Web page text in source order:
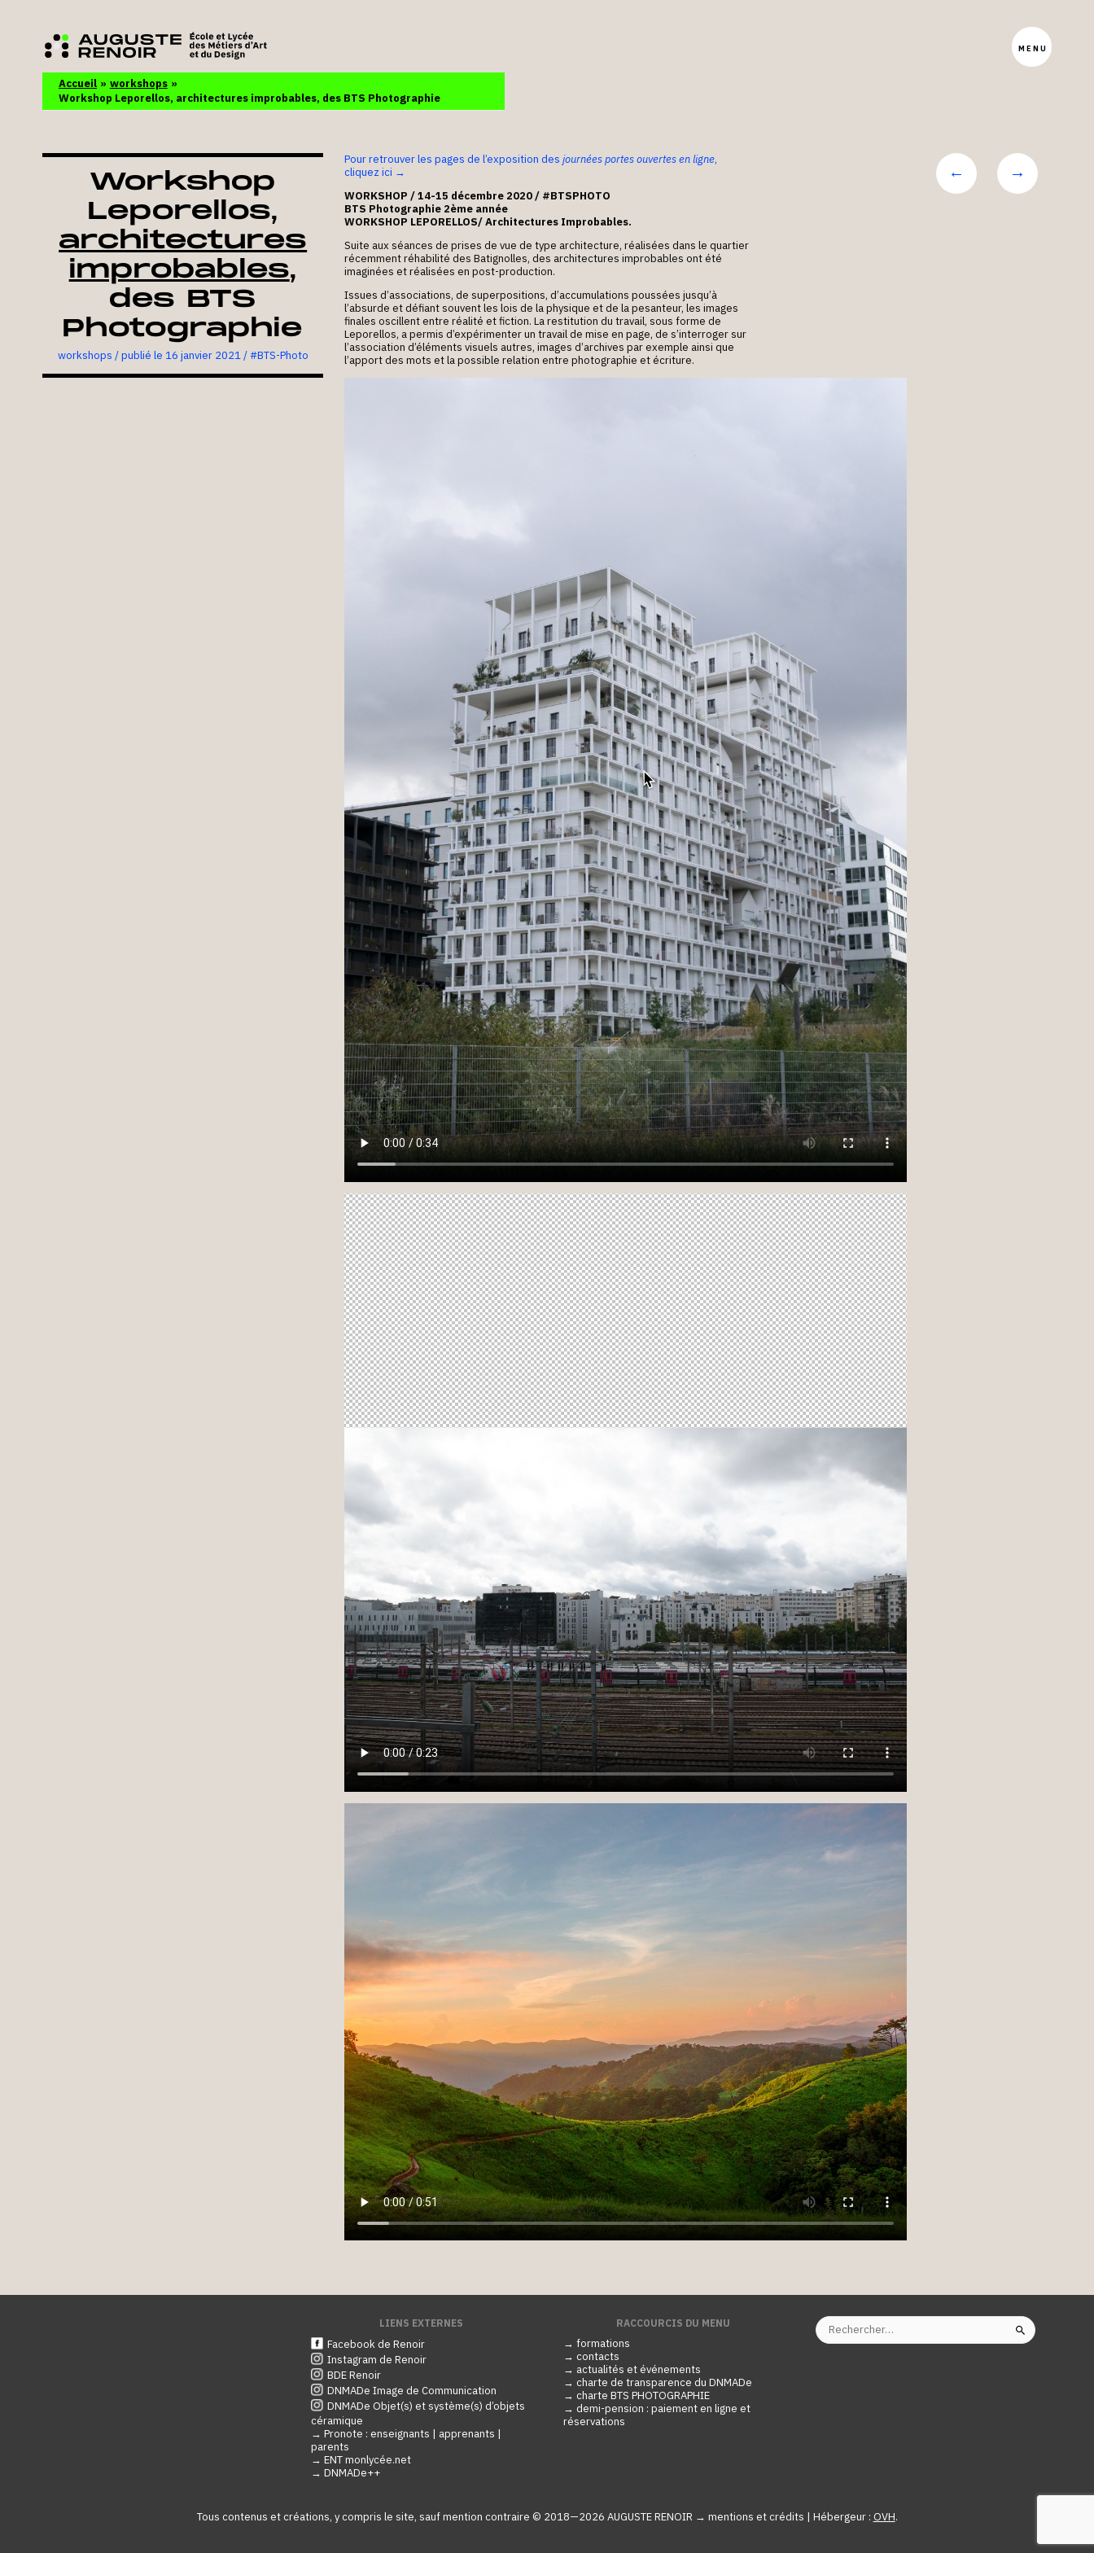
Menu
Accueil
workshops
Workshop Leporellos, architectures improbables, des BTS Photographie
Workshop
Leporellos,
architectures
improbables,
des BTS
Photographie
workshops / 16 janvier 2021/#BTS-Photo
Pour retrouver les pages de l’exposition desjournées portes ouvertes en ligne,
cliquez ici →
WORKSHOP / 14-15 décembre 2020 / #BTSPHOTO
BTS Photographie 2ème année
WORKSHOP LEPORELLOS/ Architectures Improbables.
Suite aux séances de prises de vue de type architecture, réalisées dans le quartier
récemment réhabilité des Batignolles, des architectures improbables ont été
imaginées et réalisées en post-production.
Issues d’associations, de superpositions, d’accumulations poussées jusqu’à
l’absurde et défiant souvent les lois de la physique et de la pesanteur, les images
finales oscillent entre réalité et fiction. La restitution du travail, sous forme de
Leporellos, a permis d’expérimenter un travail de mise en page, de s’interroger sur
l’association d’éléments visuels autres, images d’archives par exemple ainsi que
l’apport des mots et la possible relation entre photographie et écriture.
LIENS EXTERNES
Facebook de Renoir
Instagram de Renoir
BDE Renoir
DNMADe Image de Communication
DNMADe Objet(s) et système(s) d’objets
céramique
→ Pronote : enseignants | apprenants |
parents
→ ENT monlycée.net
→ DNMADe++
RACCOURCIS DU MENU
→ formations
→ contacts
→ actualités et événements
→ charte de transparence du DNMADe
→ charte BTS PHOTOGRAPHIE
→ demi-pension : paiement en ligne et
réservations
Rechercher :
Tous contenus et créations, y compris le site, sauf mention contraire © 2018—2026 AUGUSTE RENOIR → mentions et crédits | Hébergeur : OVH.